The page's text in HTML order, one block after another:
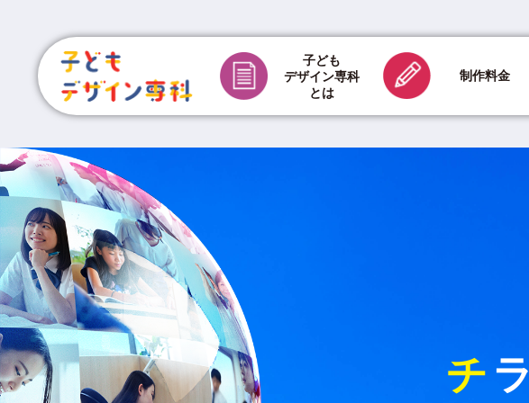
子ども
デザイン専科
とは
制作料金
チラシ制作費 印刷のみの場合
チ ラ